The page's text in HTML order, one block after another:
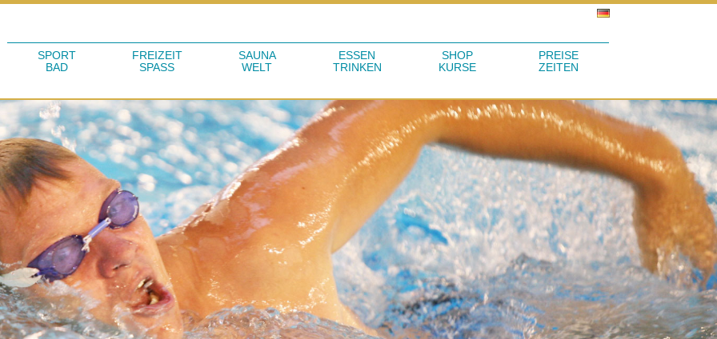
SPORT
BAD
FREIZEIT
SPASS
SAUNA
WELT
ESSEN
TRINKEN
SHOP
KURSE
PREISE
ZEITEN